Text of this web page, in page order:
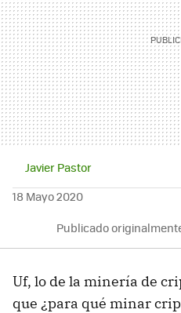
Javier Pastor
18 Mayo 2020
Publicado
Uf, lo de la minería de
que ¿para qué minar